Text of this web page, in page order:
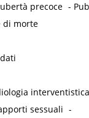
precoce -
di morte
interventistica
sessuali -